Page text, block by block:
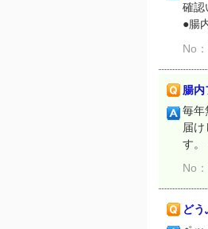
確認
●腸
No
腸内
毎年
届
す。
No
ど